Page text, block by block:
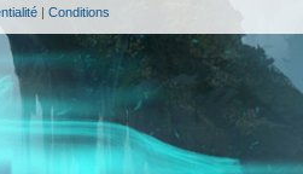
| Conditions